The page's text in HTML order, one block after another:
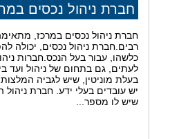
חברת ניהול נכסים
חברת ניהול נכסים במרכז,
רבים.חברת ניהול נכסים, יכולה
כלשהו, עבור בעל הנכס.חברות
לעתים, גם בתחום של ניהול ועד
בעלת מוניטין, שיש לגביה
יש עובדים בעלי ידע. חברת
שיש לו מספר...